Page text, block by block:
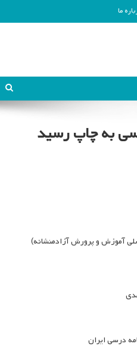
ما
درسی ایران
به چاپ رسید
آموزش و پرورش آزادمنشانه)
درسی ایران